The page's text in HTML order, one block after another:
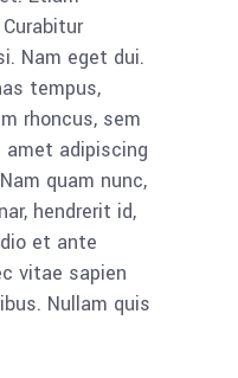
Nam eget dui.
tempus,
rhoncus, sem
amet adipiscing
quam nunc,
hendrerit id,
et ante
vitae sapien
Nullam quis